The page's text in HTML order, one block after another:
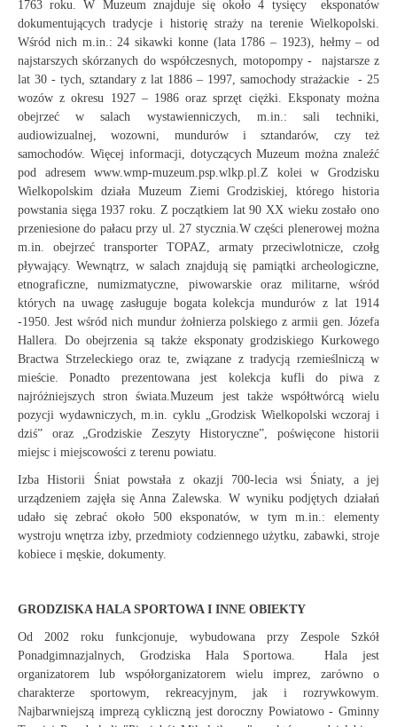
1763 roku. W Muzeum znajduje się około 4 tysięcy eksponatów
dokumentujących tradycje i historię straży na terenie Wielkopolski.
Wśród nich m.in.: 24 sikawki konne (lata 1786 – 1923), hełmy – od
najstarszych skórzanych do współczesnych, motopompy - najstarsze z
lat 30 - tych, sztandary z lat 1886 – 1997, samochody strażackie - 25
wozów z okresu 1927 – 1986 oraz sprzęt ciężki. Eksponaty można
obejrzeć w salach wystawienniczych, m.in.: sali techniki,
audiowizualnej, wozowni, mundurów i sztandarów, czy też
samochodów. Więcej informacji, dotyczących Muzeum można znaleźć
pod adresem www.wmp-muzeum.psp.wlkp.pl.Z kolei w Grodzisku
Wielkopolskim działa Muzeum Ziemi Grodziskiej, którego historia
powstania sięga 1937 roku. Z początkiem lat 90 XX wieku zostało ono
przeniesione do pałacu przy ul. 27 stycznia.W części plenerowej można
m.in. obejrzeć transporter TOPAZ, armaty przeciwlotnicze, czołg
pływający. Wewnątrz, w salach znajdują się pamiątki archeologiczne,
etnograficzne, numizmatyczne, piwowarskie oraz militarne, wśród
których na uwagę zasługuje bogata kolekcja mundurów z lat 1914
-1950. Jest wśród nich mundur żołnierza polskiego z armii gen. Józefa
Hallera. Do obejrzenia są także eksponaty grodziskiego Kurkowego
Bractwa Strzeleckiego oraz te, związane z tradycją rzemieślniczą w
mieście. Ponadto prezentowana jest kolekcja kufli do piwa z
najróżniejszych stron świata.Muzeum jest także współtwórcą wielu
pozycji wydawniczych, m.in. cyklu „Grodzisk Wielkopolski wczoraj i
dziś” oraz „Grodziskie Zeszyty Historyczne”, poświęcone historii
miejsc i miejscowości z terenu powiatu.
Izba Historii Śniat powstała z okazji 700-lecia wsi Śniaty, a jej
urządzeniem zajęła się Anna Zalewska. W wyniku podjętych działań
udało się zebrać około 500 eksponatów, w tym m.in.: elementy
wystroju wnętrza izby, przedmioty codziennego użytku, zabawki, stroje
kobiece i męskie, dokumenty.
GRODZISKA HALA SPORTOWA I INNE OBIEKTY
Od 2002 roku funkcjonuje, wybudowana przy Zespole Szkół
Ponadgimnazjalnych, Grodziska Hala Sportowa. Hala jest
organizatorem lub współorganizatorem wielu imprez, zarówno o
charakterze sportowym, rekreacyjnym, jak i rozrywkowym.
Najbarwniejszą imprezą cykliczną jest doroczny Powiatowo - Gminny